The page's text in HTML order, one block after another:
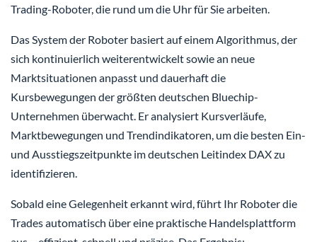
Trading-Roboter, die rund um die Uhr für Sie arbeiten.
Das System der Roboter basiert auf einem Algorithmus, der
sich kontinuierlich weiterentwickelt sowie an neue
Marktsituationen anpasst und dauerhaft die
Kursbewegungen der größten deutschen Bluechip-
Unternehmen überwacht. Er analysiert Kursverläufe,
Marktbewegungen und Trendindikatoren, um die besten Ein-
und Ausstiegszeitpunkte im deutschen Leitindex DAX zu
identifizieren.
Sobald eine Gelegenheit erkannt wird, führt Ihr Roboter die
Trades automatisch über eine praktische Handelsplattform